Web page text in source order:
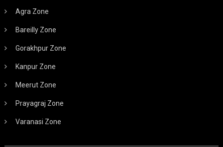
Agra Zone
Bareilly Zone
Gorakhpur Zone
Kanpur Zone
Meerut Zone
Prayagraj Zone
Varanasi Zone